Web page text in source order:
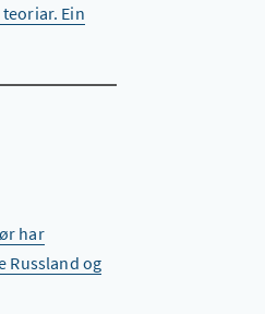
Ein
har
Russland og